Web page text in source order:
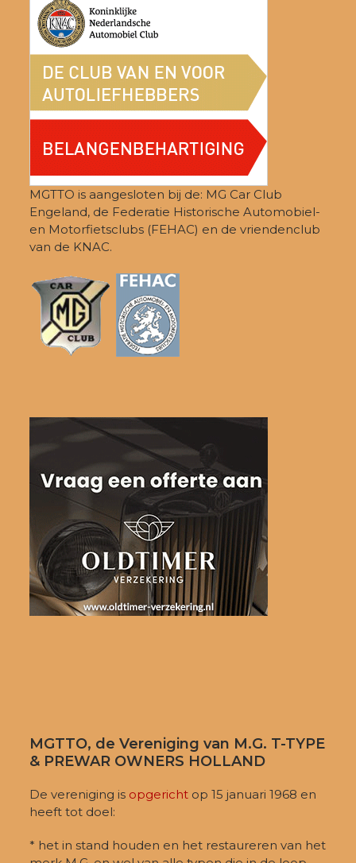
MGTTO is aangesloten bij de: MG Car Club
Engeland, de Federatie Historische Automobiel-
en Motorfietsclubs (FEHAC) en de vriendenclub
van de KNAC.
MGTTO, de Vereniging van M.G. T-TYPE
& PREWAR OWNERS HOLLAND
De vereniging is opgericht op 15 januari 1968 en
heeft tot doel:
* het in stand houden en het restaureren van het